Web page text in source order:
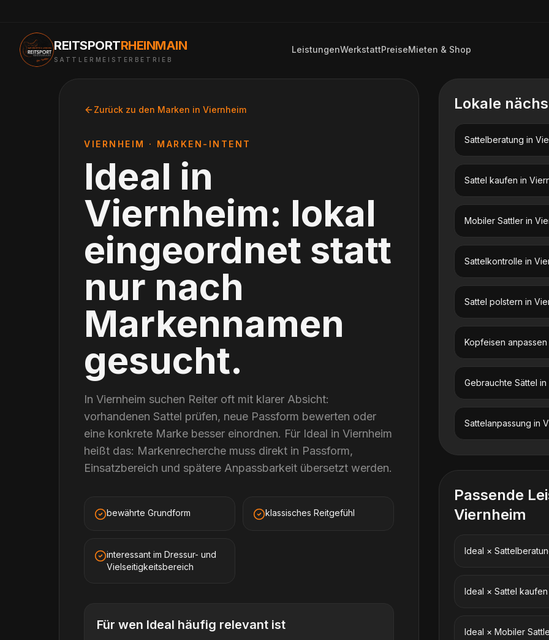
REITSPORTRHEINMAIN
SATTLERMEISTERBETRIEB
LeistungenWerkstattPreiseMieten & Shop
Zurück zu den Marken in Viernheim
VIERNHEIM · MARKEN-INTENT
Ideal in
Viernheim: lokal
eingeordnet statt
nur nach
Markennamen
gesucht.
In Viernheim suchen Reiter oft mit klarer Absicht:
vorhandenen Sattel prüfen, neue Passform bewerten oder
eine konkrete Marke besser einordnen. Für Ideal in Viernheim
heißt das: Markenrecherche muss direkt in Passform,
Einsatzbereich und spätere Anpassbarkeit übersetzt werden.
bewährte Grundform klassisches Reitgefühl
interessant im Dressur- und
Vielseitigkeitsbereich
Für wen Ideal häufig relevant ist
Lokale
Sattelberatung in
Sattel kaufen in
Mobiler Sattler in
Sattelkontrolle in
Sattel polstern in
Kopfeisen anpassen
Gebrauchte Sättel in
Sattelanpassung in
Passende
Viernheim
Ideal ×
Ideal × Sattel kaufen
Ideal × Mobiler